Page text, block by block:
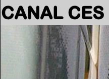
CANAL CES